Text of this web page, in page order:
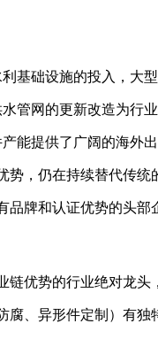
利基础设施的投入，大
管网的更新改造为行
能提供了广阔的海外出
势，仍在持续替代传
品牌和认证优势的头部
链优势的行业绝对龙头
腐、异形件定制）有独